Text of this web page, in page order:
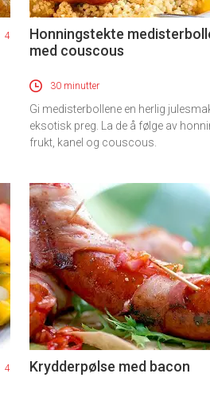
4
Honningstekte
med couscous
30 minutter
Gi medisterbollene en herlig
eksotisk preg. La de å følge av
frukt, kanel og couscous.
4 Krydderpølse med bacon